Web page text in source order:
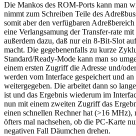
Die Mankos des ROM-Ports kann man
nimmt zum Schreiben Teile des
somit aber den verfügbaren
eine Verlangsamung der Transfer-rate
außerdem dazu, daß nur ein 8-Bit-Slot
macht. Die gegebenenfalls zu kurze
Standard/Ready-Mode kann man so
einem ersten Zugriff die Adresse und/
werden vom Interface gespeichert und
weitergegeben. Die arbeitet dann so
ist und das Ergebnis wiederum im
nun mit einem zweiten Zugriff das
einen schnellen Rechner hat (>16 MHz),
öfters mal nachsehen, ob die PC-Karte
negativen Fall Däumchen drehen.